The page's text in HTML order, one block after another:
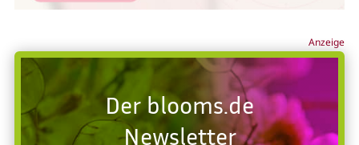
Anzeige
Der blooms.de
Newsletter